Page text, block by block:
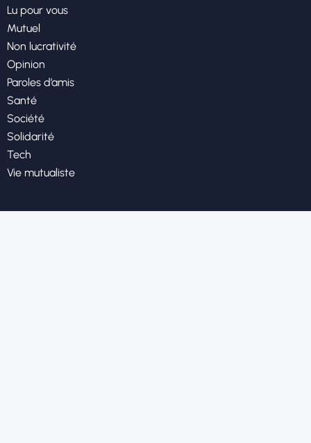
Lu pour vous
Mutuel
Non lucrativité
Opinion
Paroles d’amis
Santé
Société
Solidarité
Tech
Vie mutualiste